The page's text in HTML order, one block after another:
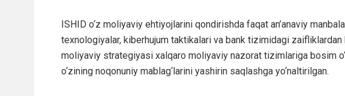
ISHID o‘z moliyaviy ehtiyojlarini qondirishda faqat an’anaviy
texnologiyalar, kiberhujum taktikalari va bank tizimidagi
moliyaviy strategiyasi xalqaro moliyaviy nazorat tizimlariga bosim
o‘zining noqonuniy mablag‘larini yashirin saqlashga yo‘naltirilgan.